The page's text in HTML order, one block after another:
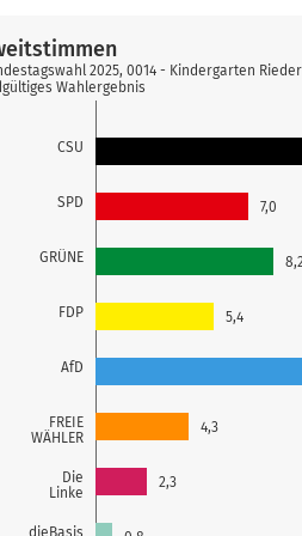
CSU
SPD
GRÜNE
FDP
AfD
FREIE
WÄHLER
Die
Linke
dieBasis
7,0
8,2
5,4
4,3
2,3
2025, 0014 - Kindergarten Rieder
Wahlergebnis